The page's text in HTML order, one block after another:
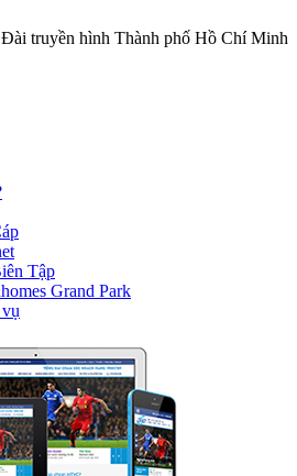
truyền hình Thành phố Hồ Chí Minh
Tập
Grand Park